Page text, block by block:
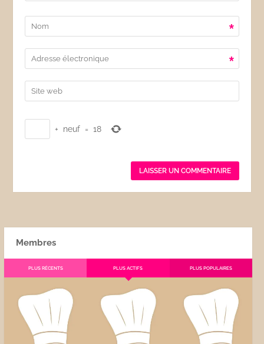
*
*
+ neuf = 18
Membres
PLUS RÉCENTS PLUS ACTIFS PLUS POPULAIRES